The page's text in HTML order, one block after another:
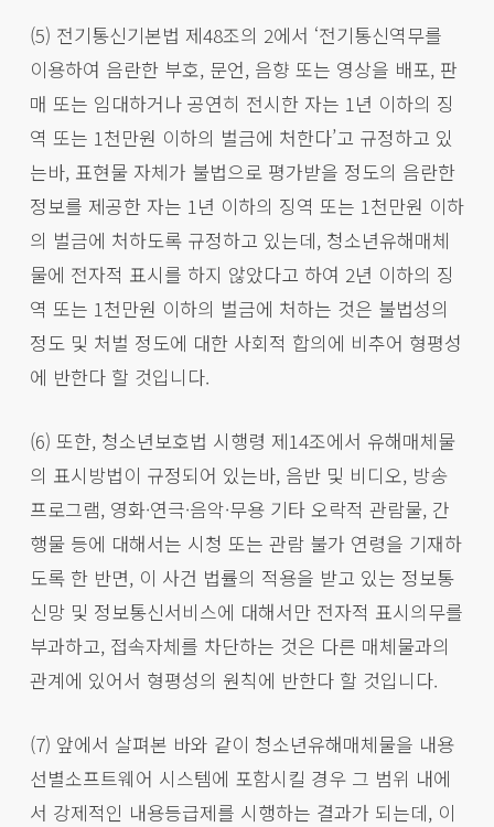
(5) 전기통신기본법 제48조의 2에서 ‘전기통신역무를
이용하여 음란한 부호, 문언, 음향 또는 영상을 배포, 판
매 또는 임대하거나 공연히 전시한 자는 1년 이하의 징
역 또는 1천만원 이하의 벌금에 처한다’고 규정하고 있
는바, 표현물 자체가 불법으로 평가받을 정도의 음란한
정보를 제공한 자는 1년 이하의 징역 또는 1천만원 이하
의 벌금에 처하도록 규정하고 있는데, 청소년유해매체
물에 전자적 표시를 하지 않았다고 하여 2년 이하의 징
역 또는 1천만원 이하의 벌금에 처하는 것은 불법성의
정도 및 처벌 정도에 대한 사회적 합의에 비추어 형평성
에 반한다 할 것입니다.
(6) 또한, 청소년보호법 시행령 제14조에서 유해매체물
의 표시방법이 규정되어 있는바, 음반 및 비디오, 방송
프로그램, 영화·연극·음악·무용 기타 오락적 관람물, 간
행물 등에 대해서는 시청 또는 관람 불가 연령을 기재하
도록 한 반면, 이 사건 법률의 적용을 받고 있는 정보통
신망 및 정보통신서비스에 대해서만 전자적 표시의무를
부과하고, 접속자체를 차단하는 것은 다른 매체물과의
관계에 있어서 형평성의 원칙에 반한다 할 것입니다.
(7) 앞에서 살펴본 바와 같이 청소년유해매체물을 내용
선별소프트웨어 시스템에 포함시킬 경우 그 범위 내에
서 강제적인 내용등급제를 시행하는 결과가 되는데, 이